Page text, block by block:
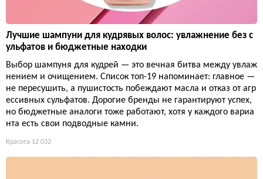
Лучшие шампуни для кудрявых волос: увлажнение без с
ульфатов и бюджетные находки
Выбор шампуня для кудрей — это вечная битва между увлаж
нением и очищением. Список топ-19 напоминает: главное —
не пересушить, а пушистость побеждают масла и отказ от агр
ессивных сульфатов. Дорогие бренды не гарантируют успех,
но бюджетные аналоги тоже работают, хотя у каждого вариа
нта есть свои подводные камни.
Красота 12 032